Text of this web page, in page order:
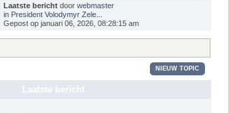
Laatste bericht doorwebmaster
in President Volodymyr Zele...
Gepost op januari 06, 2026, 08:28:15 am
NIEUW TOPIC
Laatste bericht